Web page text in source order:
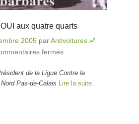
aux quatre quarts
2005 parAntivoitures
fermés
quatre quarts
de la Ligue Contre la
Pas-de-Calais Lire la suite…